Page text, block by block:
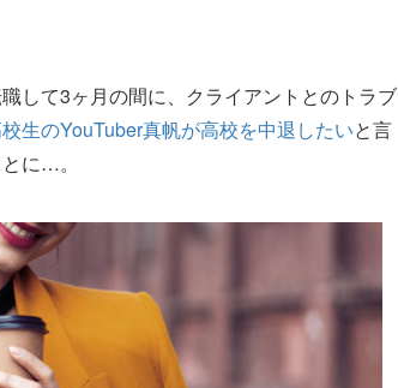
して3ヶ月の間に、クライアントとのトラブ
生のYouTuber真帆が高校を中退したいと言
に…。